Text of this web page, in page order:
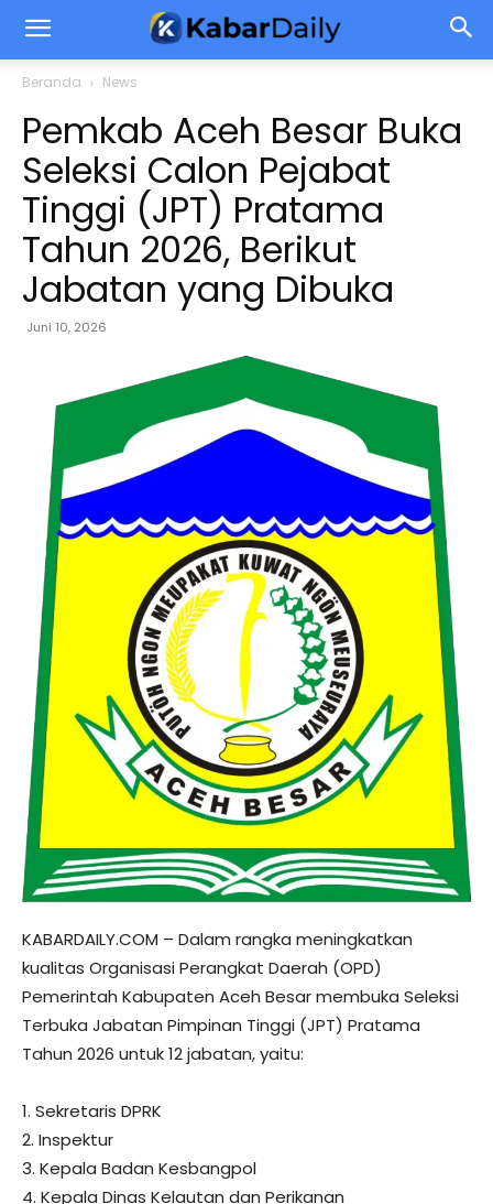
Beranda News
Pemkab Aceh Besar Buka
Seleksi Calon Pejabat
Tinggi (JPT) Pratama
Tahun 2026, Berikut
Jabatan yang Dibuka
Juni 10, 2026
KABARDAILY.COM – Dalam rangka meningkatkan
kualitas Organisasi Perangkat Daerah (OPD)
Pemerintah Kabupaten Aceh Besar membuka Seleksi
Terbuka Jabatan Pimpinan Tinggi (JPT) Pratama
Tahun 2026 untuk 12 jabatan, yaitu:
1. Sekretaris DPRK
2. Inspektur
3. Kepala Badan Kesbangpol
4. Kepala Dinas Kelautan dan Perikanan